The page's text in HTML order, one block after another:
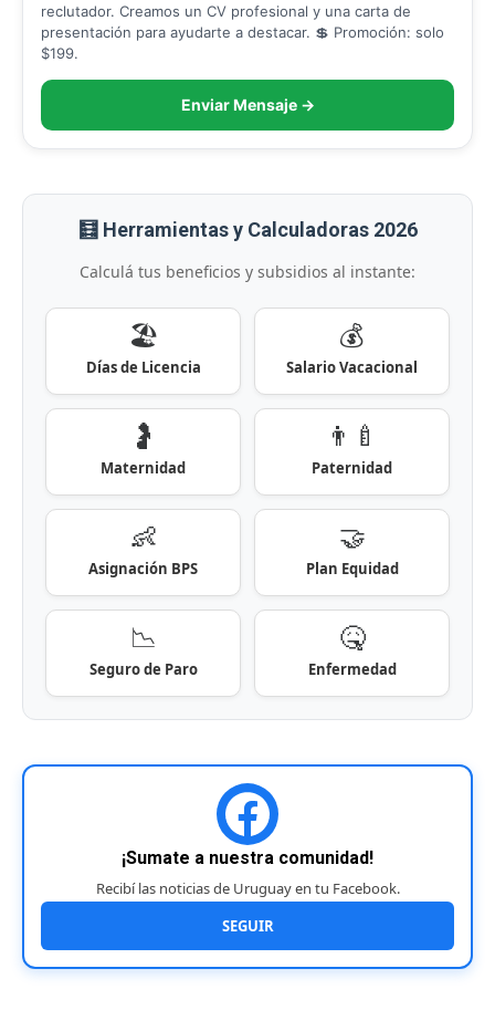
reclutador. Creamos un CV profesional y una carta de
presentación para ayudarte a destacar. 💲 Promoción: solo
$199.
Enviar Mensaje →
🧮 Herramientas y Calculadoras 2026
Calculá tus beneficios y subsidios al instante:
🏖️
Días de Licencia
💰
Salario Vacacional
🤰
Maternidad
👨‍🍼
Paternidad
👶
Asignación BPS
🤝
Plan Equidad
📉
Seguro de Paro
🤒
Enfermedad
¡Sumate a nuestra comunidad!
Recibí las noticias de Uruguay en tu Facebook.
SEGUIR